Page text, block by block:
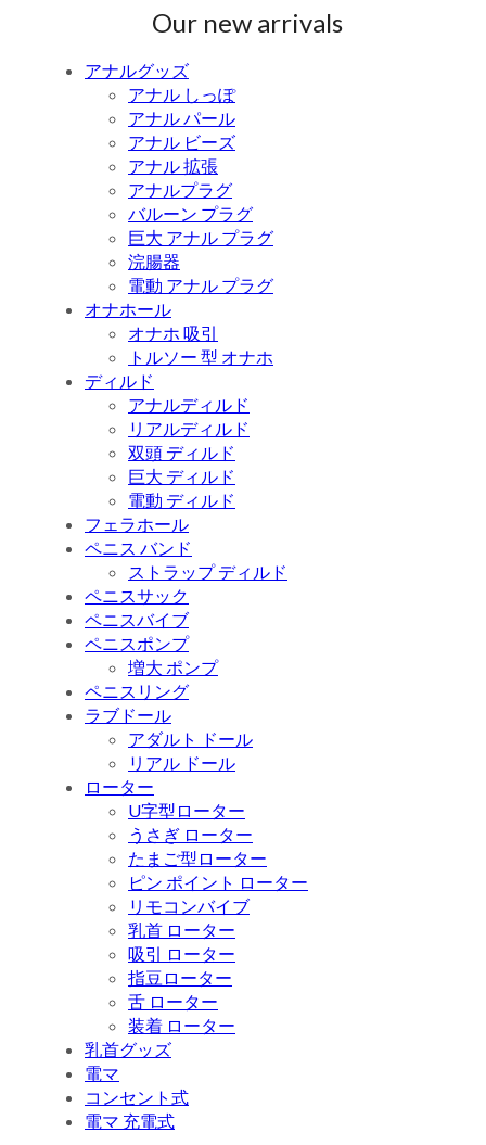
Our new arrivals
アナルグッズ
アナル しっぽ
アナル パール
アナル ビーズ
アナル 拡張
アナルプラグ
バルーン プラグ
巨大 アナル プラグ
浣腸器
電動 アナル プラグ
オナホール
オナホ 吸引
トルソー 型 オナホ
ディルド
アナルディルド
リアルディルド
双頭 ディルド
巨大 ディルド
電動 ディルド
フェラホール
ペニス バンド
ストラップ ディルド
ペニスサック
ペニスバイブ
ペニスポンプ
増大 ポンプ
ペニスリング
ラブドール
アダルト ドール
リアル ドール
ローター
U字型ローター
うさぎ ローター
たまご型ローター
ピン ポイント ローター
リモコンバイブ
乳首 ローター
吸引 ローター
指豆ローター
舌 ローター
装着 ローター
乳首グッズ
電マ
コンセント式
電マ 充電式